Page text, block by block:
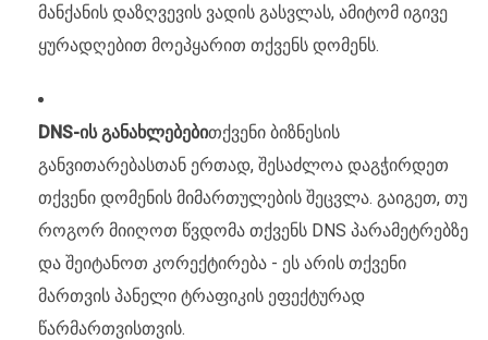
მანქანის დაზღვევის ვადის გასვლას, ამიტომ იგივე
ყურადღებით მოეპყარით თქვენს დომენს.
DNS-ის განახლებებითქვენი ბიზნესის
განვითარებასთან ერთად, შესაძლოა დაგჭირდეთ
თქვენი დომენის მიმართულების შეცვლა. გაიგეთ, თუ
როგორ მიიღოთ წვდომა თქვენს DNS პარამეტრებზე
და შეიტანოთ კორექტირება - ეს არის თქვენი
მართვის პანელი ტრაფიკის ეფექტურად
წარმართვისთვის.